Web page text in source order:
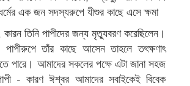
এক জন সদস্যরুপে যীশুর কাছে এসে ক্ষমা
কারন তিনি পাপীদের জন্য মৃত্যুবরণ করেছিলেন।
তাঁর কাছে আসেন তাহলে তৎক্ষণাৎ
পারে। আমাদের সকলের পক্ষে এটা জানা সহজ
- কারণ ঈশ্বর আমাদের সবাইকেই বিবেক